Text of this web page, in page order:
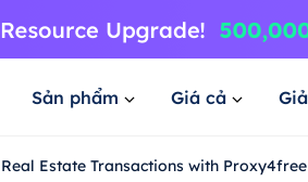
Sản phẩm Giá cả
Estate Transactions with Proxy4free